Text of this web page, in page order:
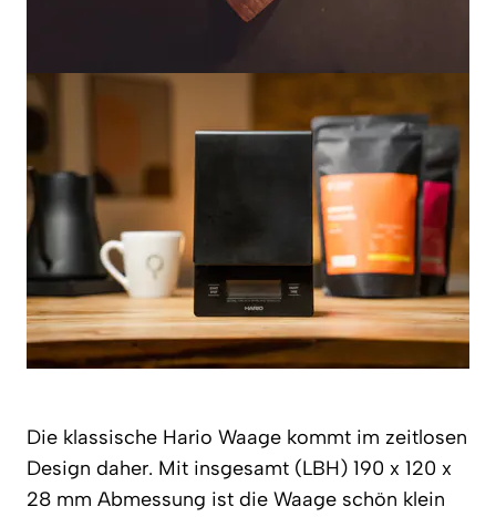
Die klassische Hario Waage kommt im zeitlosen
Design daher. Mit insgesamt (LBH) 190 x 120 x
28 mm Abmessung ist die Waage schön klein